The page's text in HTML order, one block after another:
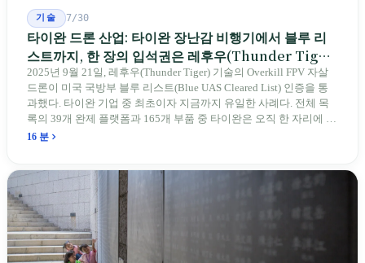
기술 7/30
타이완 드론 산업: 타이완 장난감 비행기에서 블루 리
스트까지, 한 장의 입석권은 레후우(Thunder Tiger)
에게
2025년 9월 21일, 레후우(Thunder Tiger) 기술의 Overkill FPV 자살
드론이 미국 국방부 블루 리스트(Blue UAS Cleared List) 인증을 통
과했다. 타이완 기업 중 최초이자 지금까지 유일한 사례다. 전체 목
록의 39개 완제 플랫폼과 165개 부품 중 타이완은 오직 한 자리에 불
과하다. 2026년 4월, 미국 양당 소속 상원의원 4명이 《타이완을 위
를 드러낸다: 타이완의 진입이 너무 느려 미국 스스로가 입법을 통해
장벽을 낮춰야 한다는 점이다. 타이완에서 46년간 원격 조종 장난감
비행기를 만들어 온 한 회사가 오하이오주에 두 번째 공장을 건설할
계획을 세우고 있다.
16 분